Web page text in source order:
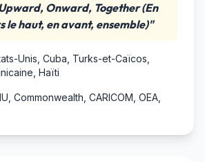
Onward, Together (En
le haut, en avant, ensemble)"
Unis, Cuba, Turks-et-Caïcos,
Haïti
Commonwealth, CARICOM, OEA,